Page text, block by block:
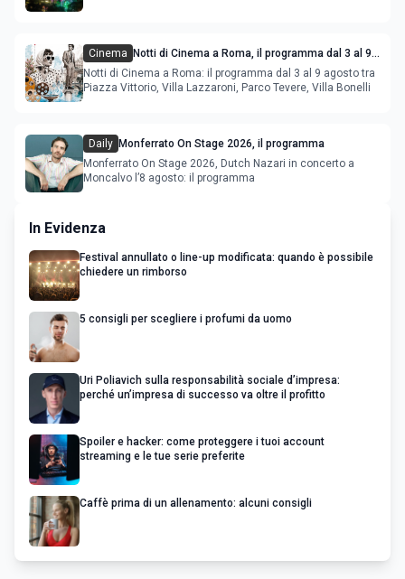
Cinema
Notti di Cinema a Roma, il programma dal 3 al 9
agosto
Notti di Cinema a Roma: il programma dal 3 al 9 agosto tra
Piazza Vittorio, Villa Lazzaroni, Parco Tevere, Villa Bonelli
Daily Monferrato On Stage 2026, il programma
Monferrato On Stage 2026, Dutch Nazari in concerto a
Moncalvo l’8 agosto: il programma
In Evidenza
Festival annullato o line-up modificata: quando è possibile
chiedere un rimborso
5 consigli per scegliere i profumi da uomo
Uri Poliavich sulla responsabilità sociale d’impresa:
perché un’impresa di successo va oltre il profitto
Spoiler e hacker: come proteggere i tuoi account
streaming e le tue serie preferite
Caffè prima di un allenamento: alcuni consigli